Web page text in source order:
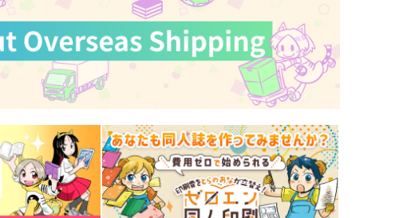
うりの塩漬け
専売 715円（税込）
ヒプノシスマイク
神宮寺寂雷×飴村乱数
サンプル カート
まるで初恋のような
シャンロワ
944 円 （税込）
ヒプノシスマイク
伊弉冉一二三×観音坂独歩
サンプル カート